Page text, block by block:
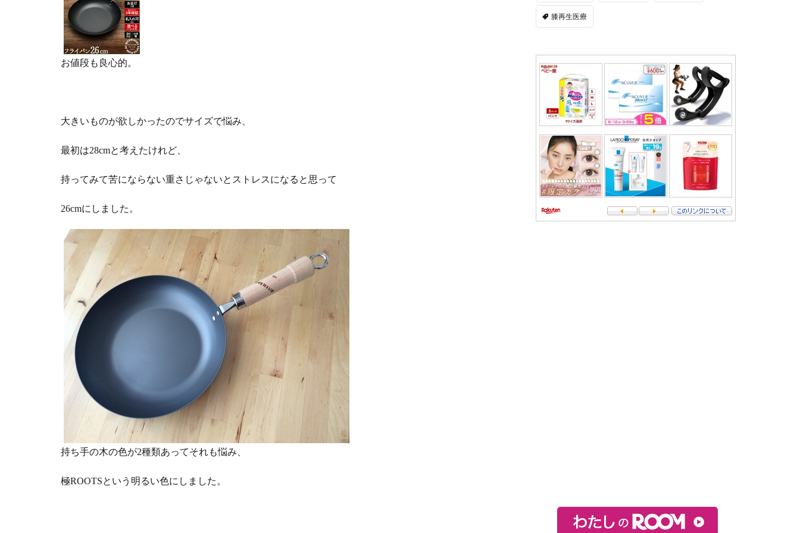
お値段も良心的。
大きいものが欲しかったのでサイズで悩み、
最初は28cmと考えたけれど、
持ってみて苦にならない重さじゃないとストレスになると思って
26cmにしました。
持ち手の木の色が2種類あってそれも悩み、
極ROOTSという明るい色にしました。
膝再生医療